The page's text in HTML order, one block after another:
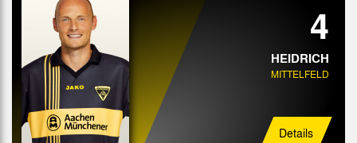
4
HEIDRICH
MITTELFELD
Details